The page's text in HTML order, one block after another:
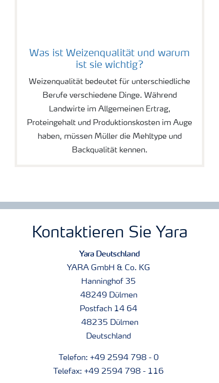
Was ist Weizenqualität und warum
ist sie wichtig?
Weizenqualität bedeutet für unterschiedliche
Berufe verschiedene Dinge. Während
Landwirte im Allgemeinen Ertrag,
Proteingehalt und Produktionskosten im Auge
haben, müssen Müller die Mehltype und
Backqualität kennen.
Kontaktieren Sie Yara
Yara Deutschland
YARA GmbH & Co. KG
Hanninghof 35
48249 Dülmen
Postfach 14 64
48235 Dülmen
Deutschland
Telefon: +49 2594 798 - 0
Telefax: +49 2594 798 - 116